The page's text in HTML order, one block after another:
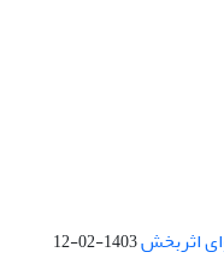
اثربخش1403-02-12